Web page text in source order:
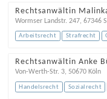
Rechtsanwältin
Wormser Landstr. 247, 67346
Arbeitsrecht Strafrecht
Rechtsanwältin Anke
Von-Werth-Str. 3, 50670 Köln
Handelsrecht Sozialrecht